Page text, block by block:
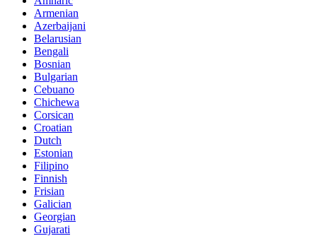
Armenian
Azerbaijani
Belarusian
Bengali
Bosnian
Bulgarian
Cebuano
Chichewa
Corsican
Croatian
Dutch
Estonian
Filipino
Finnish
Frisian
Galician
Georgian
Gujarati